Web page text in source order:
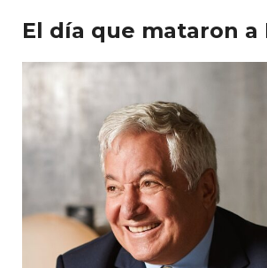
El día que mataron a